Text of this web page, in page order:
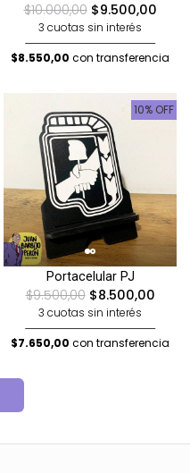
$10.000,00$9.500,00
3 cuotas sin interés
$8.550,00 con transferencia
10% OFF
Portacelular PJ
$9.500,00$8.500,00
3 cuotas sin interés
$7.650,00 con transferencia